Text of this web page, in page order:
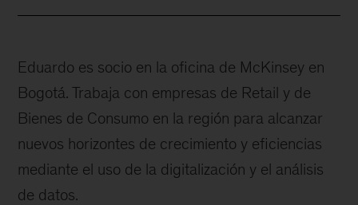
Eduardo es socio en la oficina de McKinsey en
Bogotá. Trabaja con empresas de Retail y de
Bienes de Consumo en la región para alcanzar
nuevos horizontes de crecimiento y eficiencias
mediante el uso de la digitalización y el análisis
de datos.